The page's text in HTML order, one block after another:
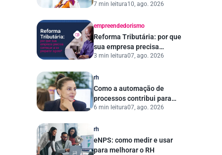
campanhas de
ambiente de trabalho
7 min leitura10, ago. 2026
empreendedorismo
Reforma Tributária: por que
sua empresa precisa
começar a se preparar
3 min leitura07, ago. 2026
rh
Como a automação de
processos contribui para
uma gestão pública mais
6 min leitura07, ago. 2026
rh
eNPS: como medir e usar
para melhorar o RH